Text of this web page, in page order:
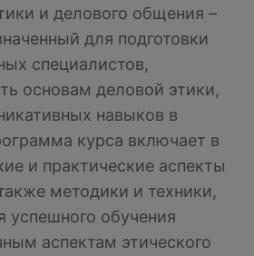
и делового общения –
для подготовки
специалистов,
основам деловой этики,
навыков в
курса включает в
и практические аспекты
методики и техники,
успешного обучения
аспектам этического